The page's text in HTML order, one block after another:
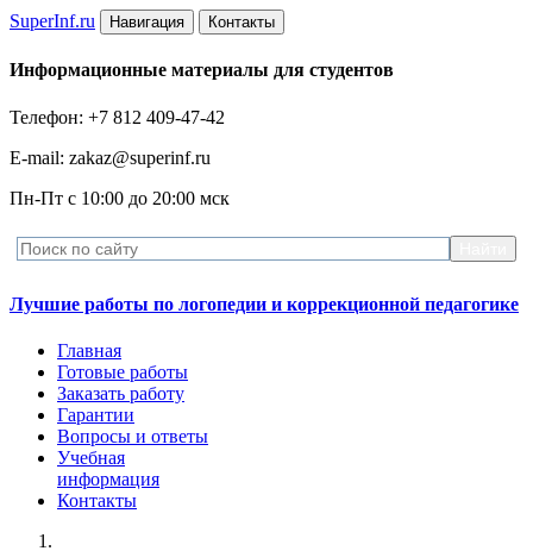
SuperInf.ru Навигация Контакты
Информационные материалы для студентов
Телефон: +7 812 409-47-42
E-mail: zakaz@superinf.ru
Пн-Пт с 10:00 до 20:00 мск
Лучшие работы по логопедии и коррекционной педагогике
Главная
Готовые работы
Заказать работу
Гарантии
Вопросы и ответы
Учебная
информация
Контакты